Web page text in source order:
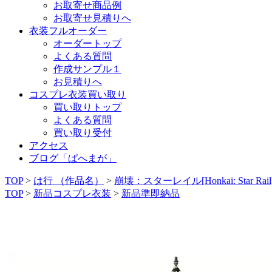
お取寄せ商品例
お取寄せ見積りへ
衣装フルオーダー
オーダートップ
よくある質問
作成サンプル１
お見積りへ
コスプレ衣装買い取り
買い取りトップ
よくある質問
買い取り受付
アクセス
ブログ「ぱへまが」
TOP> は行 （作品名） > 崩壊：スターレイル[Honkai: Star
TOP > 新品コスプレ衣装 > 新品準即納品